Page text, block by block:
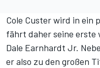
Cole Custer wird in ein
fährt daher seine erste
Dale Earnhardt Jr.
er also zu den großen